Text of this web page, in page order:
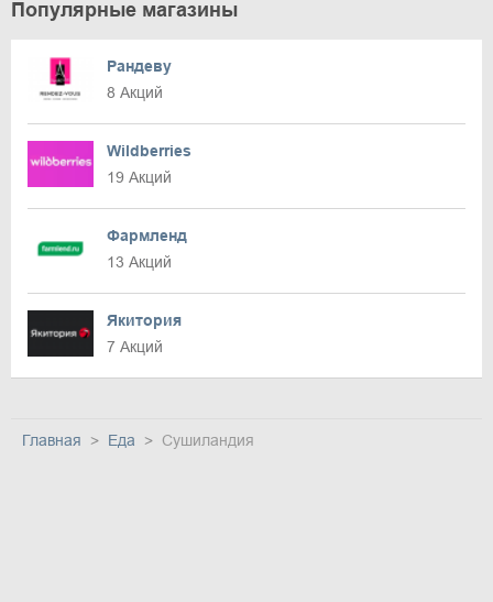
Популярные магазины
Рандеву
8 Акций
Wildberries
19 Акций
Фармленд
13 Акций
Якитория
7 Акций
Главная Еда Сушиландия